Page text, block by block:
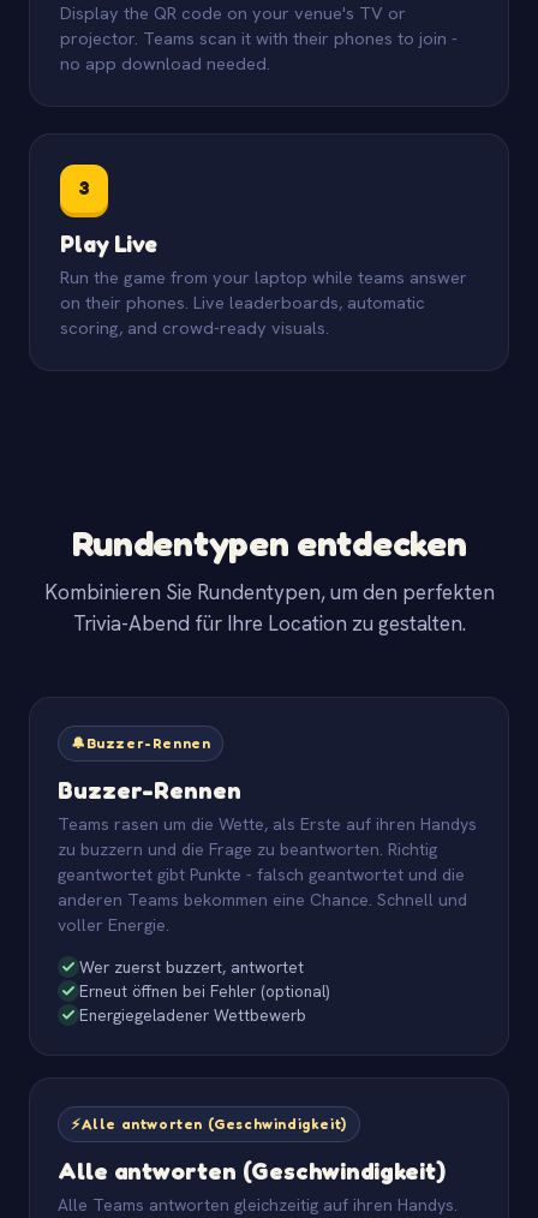
Display the QR code on your venue's TV or
projector. Teams scan it with their phones to join -
no app download needed.
3
Play Live
Run the game from your laptop while teams answer
on their phones. Live leaderboards, automatic
scoring, and crowd-ready visuals.
Rundentypen entdecken
Kombinieren Sie Rundentypen, um den perfekten
Trivia-Abend für Ihre Location zu gestalten.
🔔 Buzzer-Rennen
Buzzer-Rennen
Teams rasen um die Wette, als Erste auf ihren Handys
zu buzzern und die Frage zu beantworten. Richtig
geantwortet gibt Punkte - falsch geantwortet und die
anderen Teams bekommen eine Chance. Schnell und
voller Energie.
Wer zuerst buzzert, antwortet
Erneut öffnen bei Fehler (optional)
Energiegeladener Wettbewerb
⚡Alle antworten (Geschwindigkeit)
Alle antworten (Geschwindigkeit)
Alle Teams antworten gleichzeitig auf ihren Handys.